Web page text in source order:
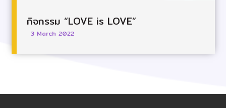
กิจกรรม “LOVE is LOVE”
3 March 2022